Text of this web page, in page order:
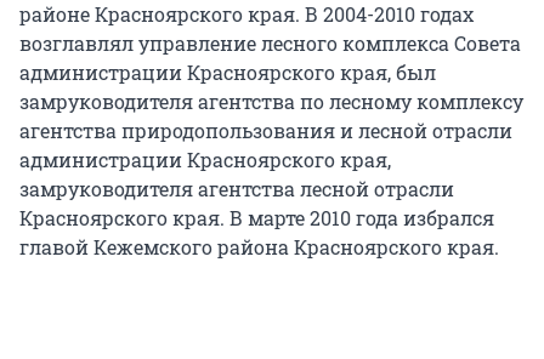
районе Красноярского края. В 2004-2010 годах
возглавлял управление лесного комплекса Совета
администрации Красноярского края, был
замруководителя агентства по лесному комплексу
агентства природопользования и лесной отрасли
администрации Красноярского края,
замруководителя агентства лесной отрасли
Красноярского края. В марте 2010 года избрался
главой Кежемского района Красноярского края.